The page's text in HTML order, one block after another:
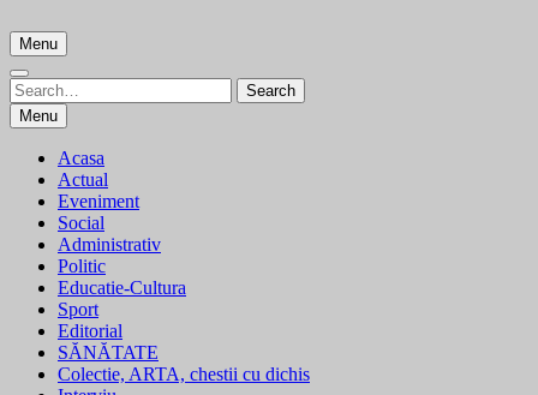
to
content
Menu
Search
for:
Search
Menu
Acasa
Actual
Eveniment
Social
Administrativ
Politic
Educatie-Cultura
Sport
Editorial
SĂNĂTATE
Colectie, ARTA, chestii cu dichis